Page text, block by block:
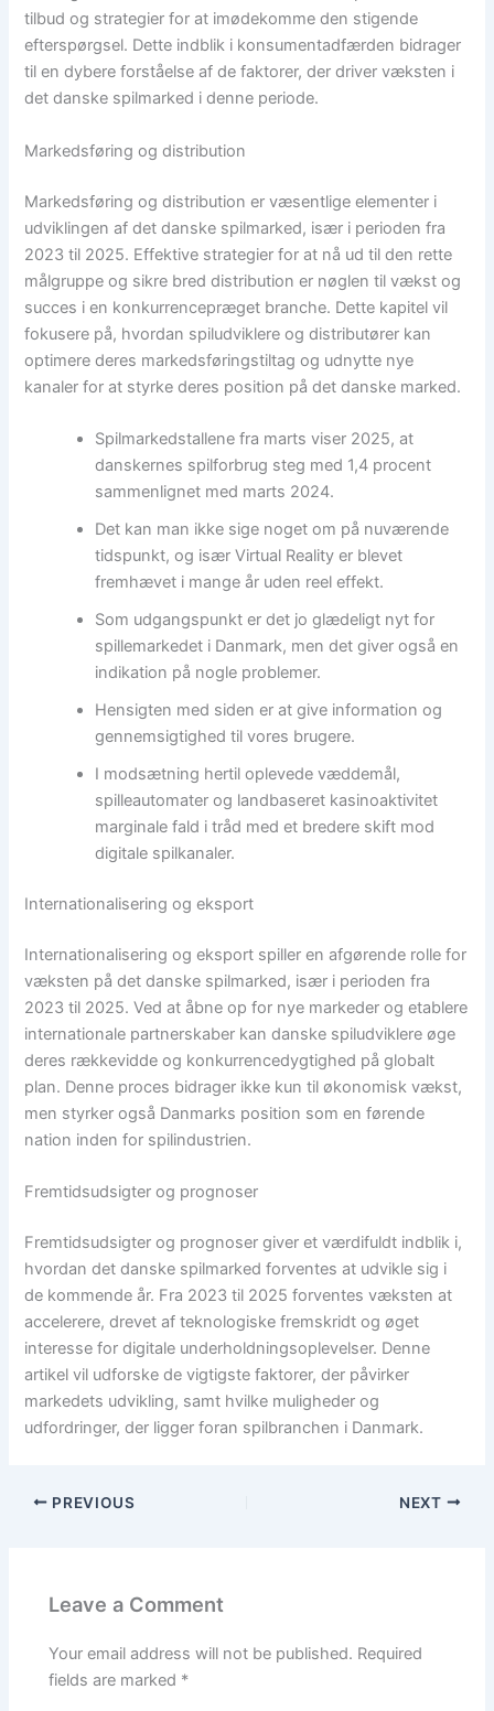
tilbud og strategier for at imødekomme den stigende
efterspørgsel. Dette indblik i konsumentadfærden bidrager
til en dybere forståelse af de faktorer, der driver væksten i
det danske spilmarked i denne periode.
Markedsføring og distribution
Markedsføring og distribution er væsentlige elementer i
udviklingen af det danske spilmarked, især i perioden fra
2023 til 2025. Effektive strategier for at nå ud til den rette
målgruppe og sikre bred distribution er nøglen til vækst og
succes i en konkurrencepræget branche. Dette kapitel vil
fokusere på, hvordan spiludviklere og distributører kan
optimere deres markedsføringstiltag og udnytte nye
kanaler for at styrke deres position på det danske marked.
Spilmarkedstallene fra marts viser 2025, at
danskernes spilforbrug steg med 1,4 procent
sammenlignet med marts 2024.
Det kan man ikke sige noget om på nuværende
tidspunkt, og især Virtual Reality er blevet
fremhævet i mange år uden reel effekt.
Som udgangspunkt er det jo glædeligt nyt for
spillemarkedet i Danmark, men det giver også en
indikation på nogle problemer.
Hensigten med siden er at give information og
gennemsigtighed til vores brugere.
I modsætning hertil oplevede væddemål,
spilleautomater og landbaseret kasinoaktivitet
marginale fald i tråd med et bredere skift mod
digitale spilkanaler.
Internationalisering og eksport
Internationalisering og eksport spiller en afgørende rolle for
væksten på det danske spilmarked, især i perioden fra
2023 til 2025. Ved at åbne op for nye markeder og etablere
internationale partnerskaber kan danske spiludviklere øge
deres rækkevidde og konkurrencedygtighed på globalt
plan. Denne proces bidrager ikke kun til økonomisk vækst,
men styrker også Danmarks position som en førende
nation inden for spilindustrien.
Fremtidsudsigter og prognoser
Fremtidsudsigter og prognoser giver et værdifuldt indblik i,
hvordan det danske spilmarked forventes at udvikle sig i
de kommende år. Fra 2023 til 2025 forventes væksten at
accelerere, drevet af teknologiske fremskridt og øget
interesse for digitale underholdningsoplevelser. Denne
artikel vil udforske de vigtigste faktorer, der påvirker
markedets udvikling, samt hvilke muligheder og
udfordringer, der ligger foran spilbranchen i Danmark.
PREVIOUS NEXT
Leave a Comment
Your email address will not be published. Required
fields are marked *